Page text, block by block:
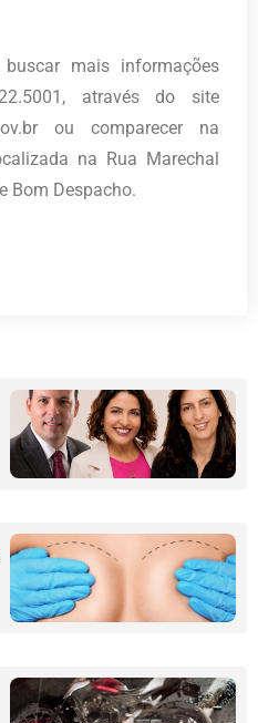
mais informações
através do site
ou comparecer na
na Rua Marechal
Bom Despacho.